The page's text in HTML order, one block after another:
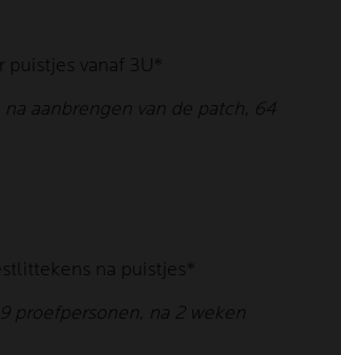
vanaf 3U*
aanbrengen van de patch, 64
na puistjes*
proefpersonen, na 2 weken